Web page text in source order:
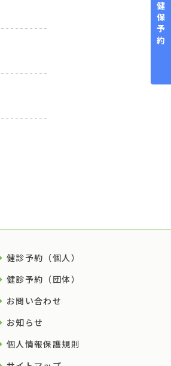
健保予約
健診予約（個人）
健診予約（団体）
お問い合わせ
お知らせ
個人情報保護規則